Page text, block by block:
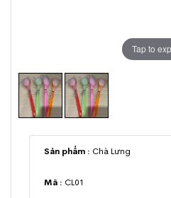
Tap to
Sản phẩm : Chà Lưng
Mã : CL01